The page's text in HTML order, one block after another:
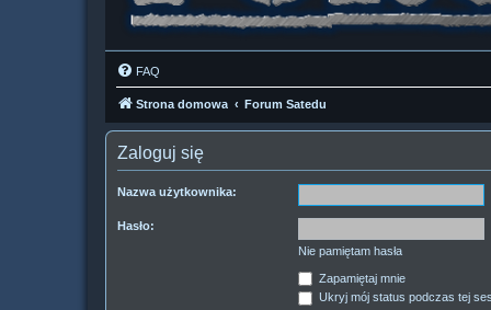
FAQ
Strona domowa Forum Satedu
Zaloguj się
Nazwa użytkownika:
Hasło:
Nie pamiętam hasła
Zapamiętaj mnie
Ukryj mój status podczas tej